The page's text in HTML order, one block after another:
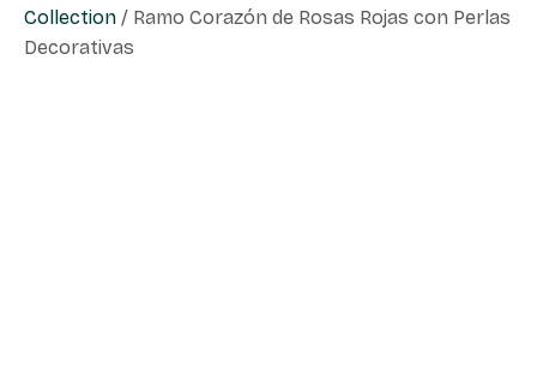
Collection / Ramo Corazón de Rosas Rojas con Perlas
Decorativas